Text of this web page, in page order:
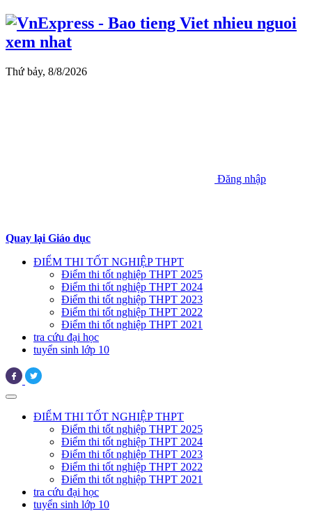
Thứ bảy, 8/8/2026
Đăng nhập
Quay lại Giáo dục
ĐIỂM THI TỐT NGHIỆP THPT
Điểm thi tốt nghiệp THPT 2025
Điểm thi tốt nghiệp THPT 2024
Điểm thi tốt nghiệp THPT 2023
Điểm thi tốt nghiệp THPT 2022
Điểm thi tốt nghiệp THPT 2021
tra cứu đại học
tuyển sinh lớp 10
ĐIỂM THI TỐT NGHIỆP THPT
Điểm thi tốt nghiệp THPT 2025
Điểm thi tốt nghiệp THPT 2024
Điểm thi tốt nghiệp THPT 2023
Điểm thi tốt nghiệp THPT 2022
Điểm thi tốt nghiệp THPT 2021
tra cứu đại học
tuyển sinh lớp 10